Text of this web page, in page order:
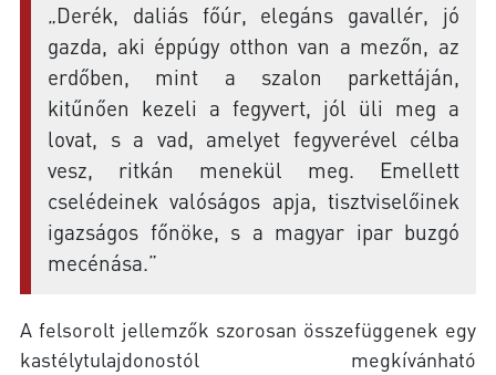
„Derék, daliás főúr, elegáns gavallér, jó
gazda, aki éppúgy otthon van a mezőn, az
erdőben, mint a szalon parkettáján,
kitűnően kezeli a fegyvert, jól üli meg a
lovat, s a vad, amelyet fegyverével célba
vesz, ritkán menekül meg. Emellett
cselédeinek valóságos apja, tisztviselőinek
igazságos főnöke, s a magyar ipar buzgó
mecénása.”
A felsorolt jellemzők szorosan összefüggenek egy
kastélytulajdonostól megkívánható